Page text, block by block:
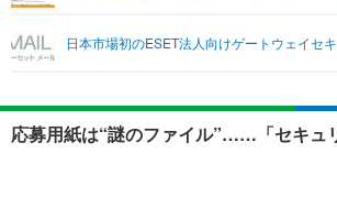
エンタメ
ライフ
リリース一覧
日本市場初のESET法人向けゲートウェイセ
応募用紙は“謎のファイル”……「セキュ